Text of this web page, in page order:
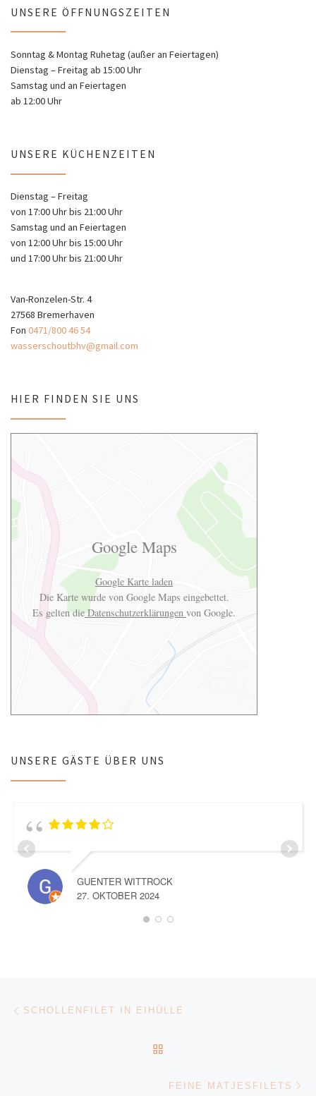
UNSERE ÖFFNUNGSZEITEN
Sonntag & Montag Ruhetag (außer an Feiertagen)
Dienstag – Freitag ab 15:00 Uhr
Samstag und an Feiertagen
ab 12:00 Uhr
UNSERE KÜCHENZEITEN
Dienstag – Freitag
von 17:00 Uhr bis 21:00 Uhr
Samstag und an Feiertagen
von 12:00 Uhr bis 15:00 Uhr
und 17:00 Uhr bis 21:00 Uhr
Van-Ronzelen-Str. 4
27568 Bremerhaven
Fon 0471/800 46 54
wasserschoutbhv@gmail.com
HIER FINDEN SIE UNS
Google Maps
Google Karte laden
Die Karte wurde von Google Maps eingebettet.
Es gelten dieDatenschutzerklärungen von Google.
UNSERE GÄSTE ÜBER UNS
GUENTER WITTROCK
27. OKTOBER 2024
Beitragsnavigation
SCHOLLENFILET IN EIHÜLLE
FEINE MATJESFILETS